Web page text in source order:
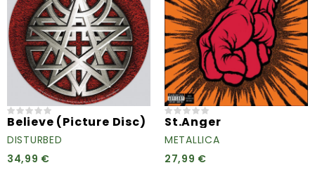
Believe (Picture Disc)
DISTURBED
34,99 €
St.Anger
METALLICA
27,99 €